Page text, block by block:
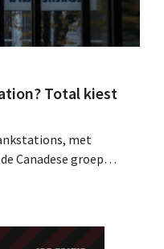
Total kiest
met
Canadese groep